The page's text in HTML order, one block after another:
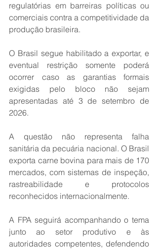
regulatórias em barreiras políticas ou
comerciais contra a competitividade da
produção brasileira.
O Brasil segue habilitado a exportar, e
eventual restrição somente poderá
ocorrer caso as garantias formais
exigidas pelo bloco não sejam
apresentadas até 3 de setembro de
2026.
A questão não representa falha
sanitária da pecuária nacional. O Brasil
exporta carne bovina para mais de 170
mercados, com sistemas de inspeção,
rastreabilidade e protocolos
reconhecidos internacionalmente.
A FPA seguirá acompanhando o tema
junto ao setor produtivo e às
autoridades competentes, defendendo